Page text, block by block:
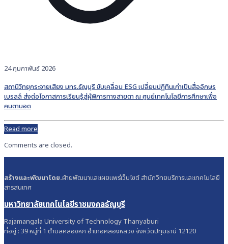
24 กุมภาพันธ์ 2026
สถานีวิทยุกระจายเสียง มทร.ธัญบุรี ขับเคลื่อน ESG เปลี่ยนปฏิทินเก่าเป็นสื่ออักษร
เบรลล์ ส่งต่อโอกาสการเรียนรู้สู่ผู้พิการทางสายตา ณ ศูนย์เทคโนโลยีการศึกษาเพื่อ
คนตาบอด
Read more
Comments are closed.
สร้างและพัฒนาโดย.ฝ่ายพัฒนาและเผยแพร่เว็บไซต์ สำนักวิทยบริการและเทคโนโลยี
สารสนเทศ
มหาวิทยาลัยเทคโนโลยีราชมงคลธัญบุรี
Rajamangala University of Technology Thanyaburi
ที่อยู่ : 39 หมู่ที่ 1 ตำบลคลองหก อำเภอคลองหลวง จังหวัดปทุมธานี 12120